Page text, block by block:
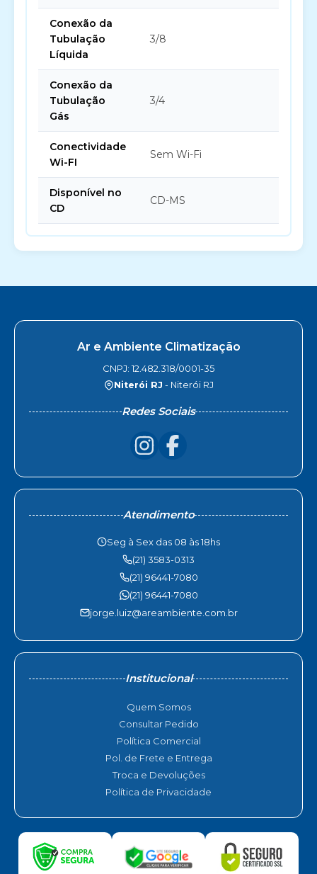
Conexão da
Tubulação
Líquida
3/8
Conexão da
Tubulação
Gás
3/4
Conectividade
Wi-FI
Sem Wi-Fi
Disponível no
CD
CD-MS
Ar e Ambiente Climatização
CNPJ: 12.482.318/0001-35
Niterói RJ - Niterói RJ
Redes Sociais
Atendimento
Seg à Sex das 08 às 18hs
(21) 3583-0313
(21) 96441-7080
(21) 96441-7080
jorge.luiz@areambiente.com.br
Institucional
Quem Somos
Consultar Pedido
Política Comercial
Pol. de Frete e Entrega
Troca e Devoluções
Política de Privacidade